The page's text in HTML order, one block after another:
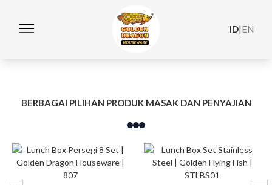
ID|EN
BERBAGAI PILIHAN PRODUK MASAK DAN PENYAJIAN